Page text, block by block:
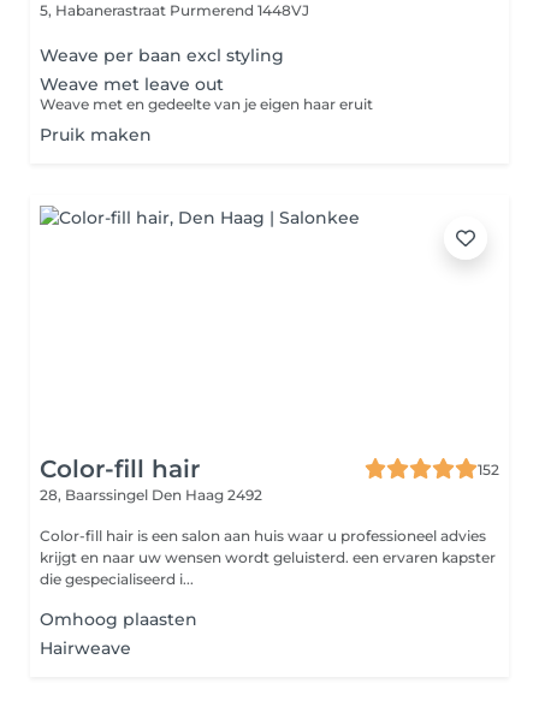
5, Habanerastraat Purmerend 1448VJ
Weave per baan excl styling
Weave met leave out
Weave met en gedeelte van je eigen haar eruit
Pruik maken
Color-fill hair
152
28, Baarssingel Den Haag 2492
Color-fill hair is een salon aan huis waar u professioneel advies
krijgt en naar uw wensen wordt geluisterd. een ervaren kapster
die gespecialiseerd i...
Omhoog plaasten
Hairweave